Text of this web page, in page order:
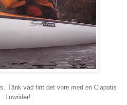
Tänk vad fint det vore med en Clapotis
Lowrider!